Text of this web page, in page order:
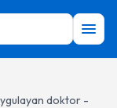
doktor -